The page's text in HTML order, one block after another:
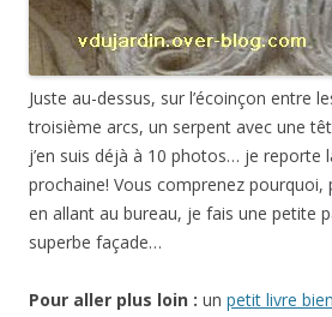
Juste au-dessus, sur l’écoinçon entre
troisième arcs, un serpent avec une
j’en suis déjà à 10 photos… je reporte
prochaine! Vous comprenez pourquoi,
en allant au bureau, je fais une petite
superbe façade…
Pour aller plus loin : un petit livre